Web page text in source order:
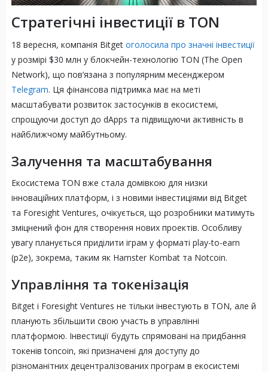
Стратегічні інвестиції в TON
18 вересня, компанія Bitget оголосила про значні інвестиції
у розмірі $30 млн у блокчейн-технологію TON (The Open
Network), що пов’язана з популярним месенджером
Telegram. Ця фінансова підтримка має на меті
масштабувати розвиток застосунків в екосистемі,
спрощуючи доступ до dApps та підвищуючи активність в
найближчому майбутньому.
Залучення та масштабування
Екосистема TON вже стала домівкою для низки
інноваційних платформ, і з новими інвестиціями від Bitget
та Foresight Ventures, очікується, що розробники матимуть
зміцнений фон для створення нових проектів. Особливу
увагу планується приділити іграм у форматі play-to-earn
(p2e), зокрема, таким як Hamster Kombat та Notcoin.
Управління та токенізація
Bitget і Foresight Ventures не тільки інвестують в TON, але й
планують збільшити свою участь в управлінні
платформою. Інвестиції будуть спрямовані на придбання
токенів toncoin, які призначені для доступу до
різноманітних децентралізованих програм в екосистемі